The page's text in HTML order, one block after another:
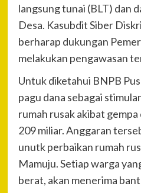
langsung tunai (BLT) dan
Desa. Kasubdit Siber
berharap dukungan
melakukan pengawasan
Untuk diketahui BNPB
pagu dana sebagai
rumah rusak akibat
209 miliar. Anggaran
unutk perbaikan rumah
Mamuju. Setiap warga
berat, akan menerima